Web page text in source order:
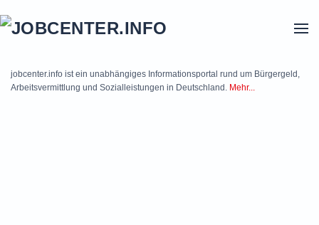
jobcenter.info ist ein unabhängiges Informationsportal rund um Bürgergeld,
Arbeitsvermittlung und Sozialleistungen in Deutschland. Mehr...